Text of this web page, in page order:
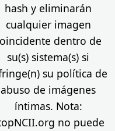
hash y eliminarán
cualquier imagen
dentro de
su(s) sistema(s) si
su política de
abuso de imágenes
íntimas. Nota:
no puede